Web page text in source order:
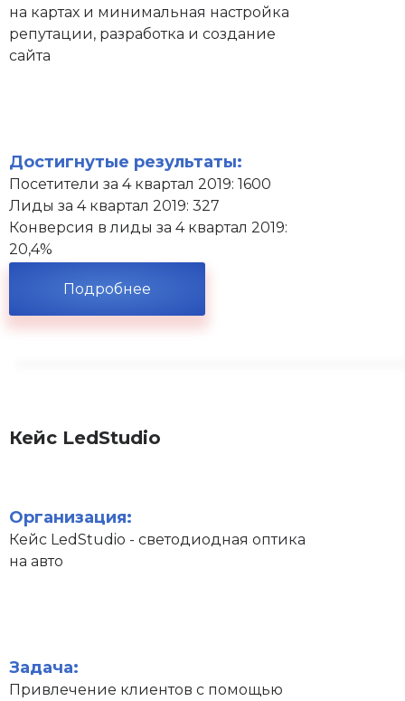
на картах и минимальная настройка
репутации, разработка и создание
сайта
Достигнутые результаты:
Посетители за 4 квартал 2019: 1600
Лиды за 4 квартал 2019: 327
Конверсия в лиды за 4 квартал 2019:
20,4%
Подробнее
Кейс LedStudio
Организация:
Кейс LedStudio - светодиодная оптика
на авто
Задача:
Привлечение клиентов с помощью